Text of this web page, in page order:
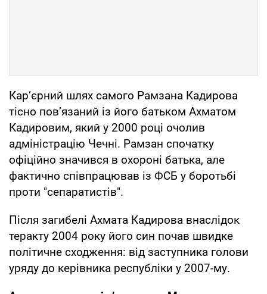
Кар’єрний шлях самого Рамзана Кадирова
тісно пов’язаний із його батьком Ахматом
Кадировим, який у 2000 році очолив
адміністрацію Чечні. Рамзан спочатку
офіційно значився в охороні батька, але
фактично співпрацював із ФСБ у боротьбі
проти "сепаратистів".
Після загибелі Ахмата Кадирова внаслідок
теракту 2004 року його син почав швидке
політичне сходження: від заступника голови
уряду до керівника республіки у 2007-му.